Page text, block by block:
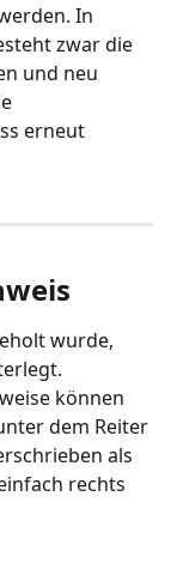
In
zwar die
und neu
erneut
wurde,
können
dem Reiter
als
rechts